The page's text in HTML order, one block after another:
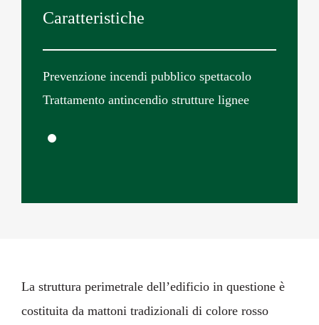
Caratteristiche
Prevenzione incendi pubblico spettacolo
Trattamento antincendio strutture lignee
La struttura perimetrale dell’edificio in questione è
costituita da mattoni tradizionali di colore rosso